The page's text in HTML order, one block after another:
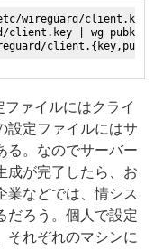
wireguard/client.key
client.key | wg pubkey
client.{key,pub}
ァイルにはクライ
設定ファイルにはサ
る。なのでサーバー
成が完了したら、お
業などでは、情シス
だろう。個人で設定
それぞれのマシンに